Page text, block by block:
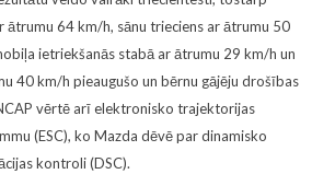
ātrumu 64 km/h, sānu trieciens ar ātrumu 50
ietriekšanās stabā ar ātrumu 29 km/h un
40 km/h pieaugušo un bērnu gājēju drošības
vērtē arī elektronisko trajektorijas
(ESC), ko Mazda dēvē par dinamisko
kontroli (DSC).